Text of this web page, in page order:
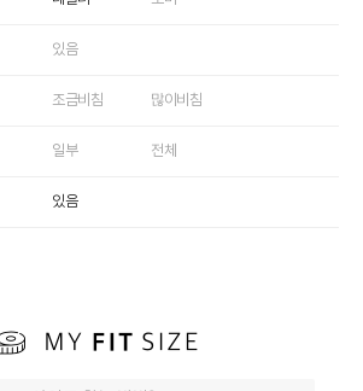
있음
조금비침 많이비침
일부 전체
있음